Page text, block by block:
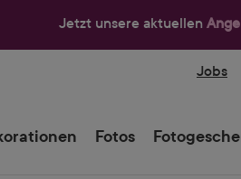
Jetzt unsere aktuellen
Jobs
Fotos